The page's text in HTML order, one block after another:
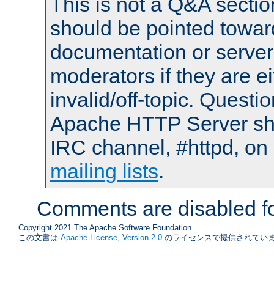
should be pointed
documentation or
moderators if they are
invalid/off-topic.
Apache HTTP Server
IRC channel, #httpd,
mailing lists.
Comments are disabled
Copyright 2021 The Apache Software Foundation.
この文書は Apache License, Version 2.0 のライセンスで提供されてい